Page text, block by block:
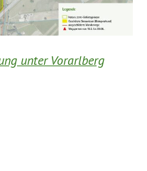
unter Vorarlberg